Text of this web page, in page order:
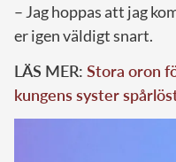
– Jag hoppas att jag
er igen väldigt snart.
LÄS MER: Stora oron
kungens syster